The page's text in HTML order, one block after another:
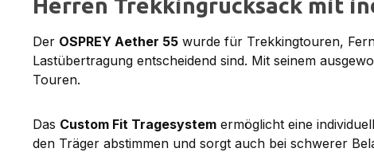
Der OSPREY Aether 55 wurde für Trekkingtouren,
Lastübertragung entscheidend sind. Mit seinem
Touren.
Das Custom Fit Tragesystem ermöglicht eine
den Träger abstimmen und sorgt auch bei schwerer